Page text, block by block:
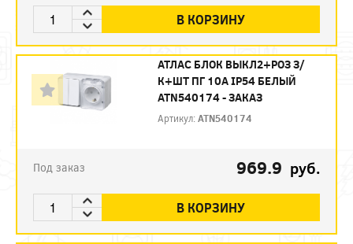
В КОРЗИНУ
АТЛАС БЛОК ВЫКЛ2+РОЗ З/
К+ШТ ПГ 10А IP54 БЕЛЫЙ
ATN540174 - ЗАКАЗ
Артикул:ATN540174
Под заказ 969.9 руб.
В КОРЗИНУ